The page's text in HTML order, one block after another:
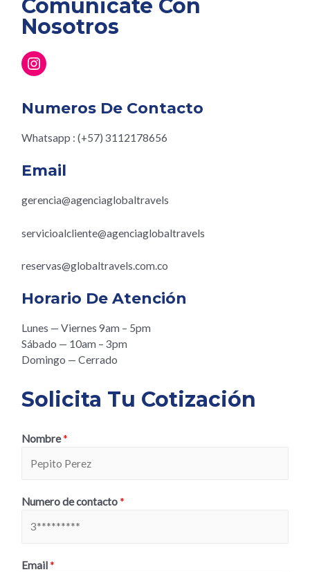
Comunicate Con
Nosotros
Numeros De Contacto
Whatsapp : (+57) 3112178656
Email
gerencia@agenciaglobaltravels
servicioalcliente@agenciaglobaltravels
reservas@globaltravels.com.co
Horario De Atención
Lunes — Viernes 9am – 5pm
Sábado — 10am – 3pm
Domingo — Cerrado
Solicita Tu Cotización
Nombre*
Numero de contacto*
Email*